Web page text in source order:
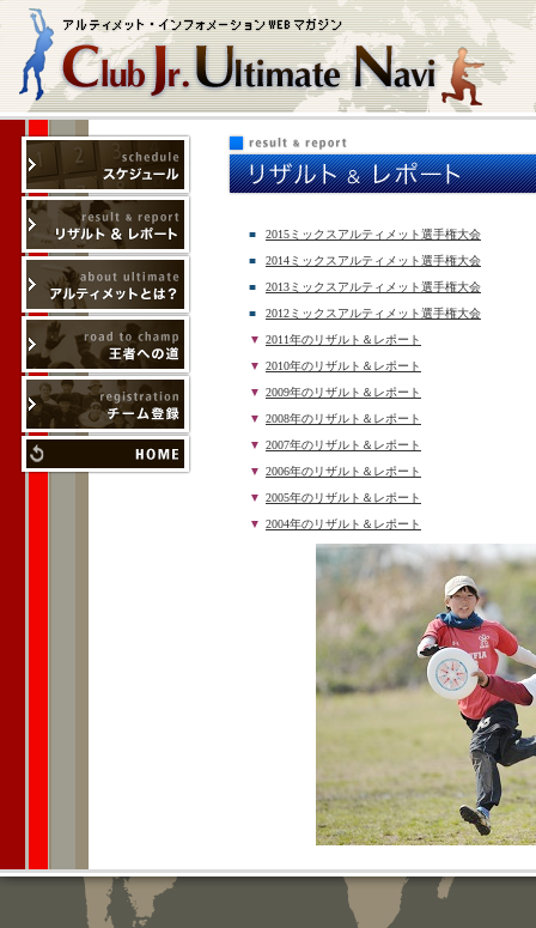
■
2015ミックスアルティメット選手権大会
■
2014ミックスアルティメット選手権大会
■
2013ミックスアルティメット選手権大会
■
2012ミックスアルティメット選手権大会
▼ 2011年のリザルト＆レポート
▼ 2010年のリザルト＆レポート
▼ 2009年のリザルト＆レポート
▼ 2008年のリザルト＆レポート
▼ 2007年のリザルト＆レポート
▼ 2006年のリザルト＆レポート
▼ 2005年のリザルト＆レポート
▼ 2004年のリザルト＆レポート